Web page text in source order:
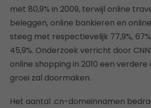
met 80,9% in 2009, terwijl online
beleggen, online bankieren en
steeg met respectievelijk 77,9%,
45,9%. Onderzoek verricht door
online shopping in 2010 een verdere
groei zal doormaken.
Het aantal .cn-domeinnamen